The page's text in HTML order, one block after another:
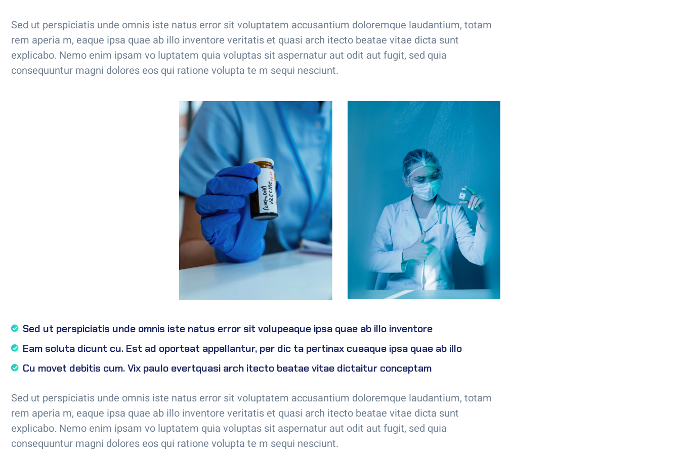
Sed ut perspiciatis unde omnis iste natus error sit voluptatem accusantium doloremque laudantium, totam
rem aperia m, eaque ipsa quae ab illo inventore veritatis et quasi arch itecto beatae vitae dicta sunt
explicabo. Nemo enim ipsam vo luptatem quia voluptas sit aspernatur aut odit aut fugit, sed quia
consequuntur magni dolores eos qui ratione volupta te m sequi nesciunt.
Sed ut perspiciatis unde omnis iste natus error sit volupeaque ipsa quae ab illo inventore
Eam soluta dicunt cu. Est ad oporteat appellantur, per dic ta pertinax cueaque ipsa quae ab illo
Cu movet debitis cum. Vix paulo evertquasi arch itecto beatae vitae dictaitur conceptam
Sed ut perspiciatis unde omnis iste natus error sit voluptatem accusantium doloremque laudantium, totam
rem aperia m, eaque ipsa quae ab illo inventore veritatis et quasi arch itecto beatae vitae dicta sunt
explicabo. Nemo enim ipsam vo luptatem quia voluptas sit aspernatur aut odit aut fugit, sed quia
consequuntur magni dolores eos qui ratione volupta te m sequi nesciunt.